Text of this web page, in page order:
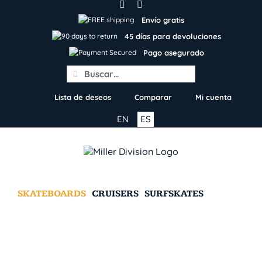
Envío gratis
45 días para devoluciones
Pago asegurado
Search
for:
Lista de deseos Comparar Mi cuenta
ES
EN
SKATEBOARDS CRUISERS SURFSKATES